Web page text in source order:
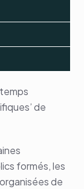
de
formés, les
de